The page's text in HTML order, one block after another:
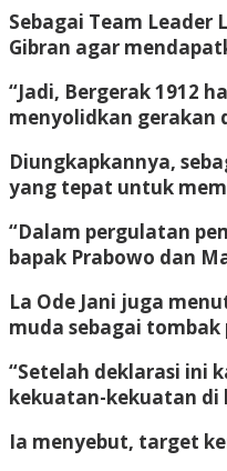
Sebagai Team Leader
Gibran agar
“Jadi, Bergerak 1912
menyolidkan gerakan
Diungkapkannya,
yang tepat untuk
“Dalam pergulatan
bapak Prabowo dan
La Ode Jani juga
muda sebagai tombak
“Setelah deklarasi ini
kekuatan-kekuatan di
Ia menyebut, target